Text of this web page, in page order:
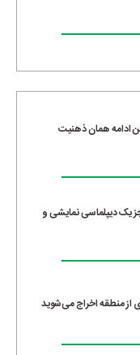
ادامه همان ذهنیت
یک دیپلماسی نمایشی و
از منطقه اخراج می‌شوید